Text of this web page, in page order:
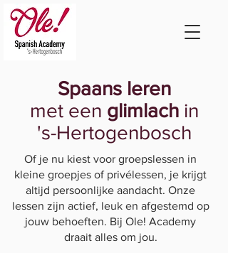
Spaans leren
met een glimlach in
's-Hertogenbosch
Of je nu kiest voor groepslessen in
kleine groepjes of privélessen, je krijgt
altijd persoonlijke aandacht. Onze
lessen zijn actief, leuk en afgestemd op
jouw behoeften. Bij Ole! Academy
draait alles om jou.